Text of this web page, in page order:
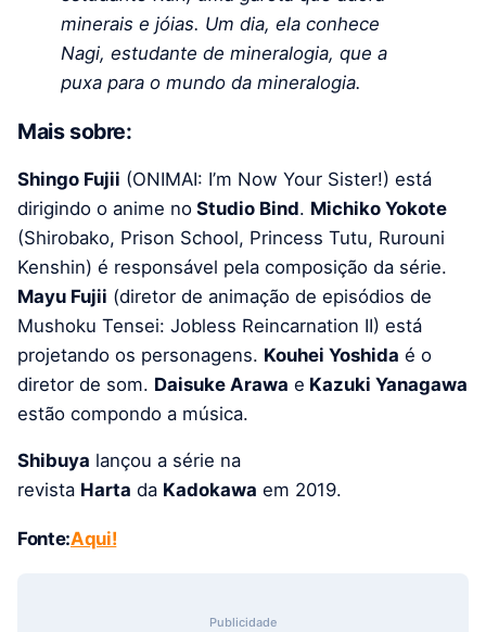
minerais e jóias. Um dia, ela conhece
Nagi, estudante de mineralogia, que a
puxa para o mundo da mineralogia.
Mais sobre:
Shingo Fujii (ONIMAI: I’m Now Your Sister!) está
dirigindo o anime no Studio Bind. Michiko Yokote
(Shirobako, Prison School, Princess Tutu, Rurouni
Kenshin) é responsável pela composição da série.
Mayu Fujii (diretor de animação de episódios de
Mushoku Tensei: Jobless Reincarnation II) está
projetando os personagens. Kouhei Yoshida é o
diretor de som. Daisuke Arawa e Kazuki Yanagawa
estão compondo a música.
Shibuya lançou a série na
revista Harta da Kadokawa em 2019.
Fonte:Aqui!
Publicidade